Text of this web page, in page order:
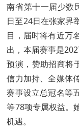
南省第十一届少数
日至24日在张家界
目，届时将有近万
出，本届赛事是
预演，赞助招商将
信力加持、全媒体
赛事设立总冠名等
等78项专属权益。
机遇。